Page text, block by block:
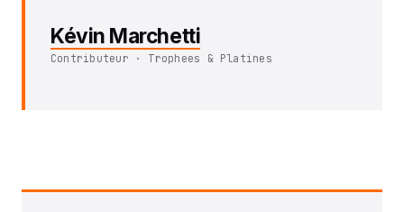
Kévin Marchetti
Contributeur · Trophees & Platines